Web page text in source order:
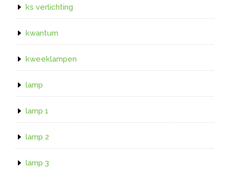
ks verlichting
kwantum
kweeklampen
lamp
lamp 1
lamp 2
lamp 3